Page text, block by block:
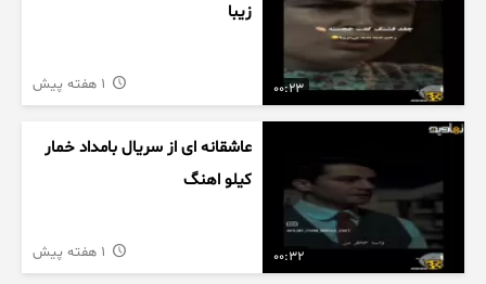
00:23
زیبا
00:32
عاشقانه ای از سریال بامداد خمار
کیلو اهنگ